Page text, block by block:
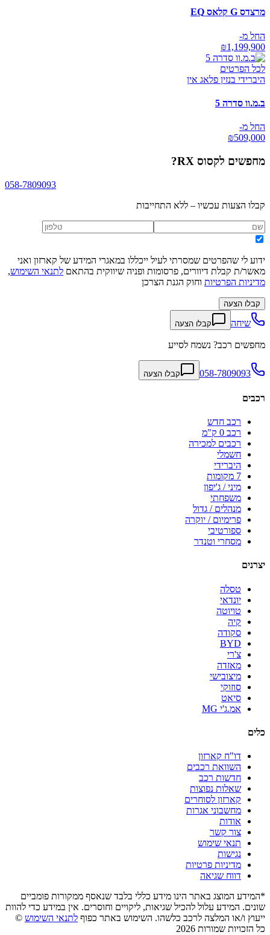
מרצדס G קלאס EQ
החל מ-
₪1,199,900
לכל הפרטים
היברידי בנזין פלאג אין
ב.מ.וו סדרה 5
החל מ-
₪509,000
מחפשים לקסוס RX ?
058-7809093
קבלו הצעות עכשיו – ללא התחייבות
ידוע לי שהפרטים שמסרתי לעיל ייכללו במאגרי המידע של קארזון ואני
מאשר/ת קבלת דיוורים, פרסומות ופניה שיווקית בהתאם לתנאי השימוש,
מדיניות הפרטיות וחוק הגנת הצרכן
קבלו הצעה
שיחה קבלו הצעה
מחפשים רכב? נשמח לסייע
058-7809093 קבלו הצעה
רכבים
רכב חדש
רכב 0 ק"מ
רכבים למכירה
חשמלי
היברידי
7 מקומות
מיני / ג'יפון
משפחתי
מנהלים / גדול
פרימיום / יוקרה
ספורטיבי
מסחרי וטנדר
יצרנים
טסלה
יונדאי
טויוטה
קיה
סקודה
BYD
צ'רי
מאזדה
מיצובישי
סוזוקי
סיאט
אמ.ג'י MG
כלים
דו"ח קארזון
השוואת רכבים
חדשות רכב
שאלות נפוצות
קארזון לסוחרים
מחשבוני אגרות
אודות
צור קשר
תנאי שימוש
נגישות
מדיניות פרטיות
דווח שגיאה
*המידע המוצג באתר הינו מידע כללי בלבד שנאסף ממקורות פומביים
שונים. המידע עלול להכיל שגיאות, ליקויים וחוסרים. אין במידע כדי להוות
ייעוץ ו/או המלצה לרכב כלשהו. השימוש באתר כפוף לתנאי השימוש ©
כל הזכויות שמורות 2026